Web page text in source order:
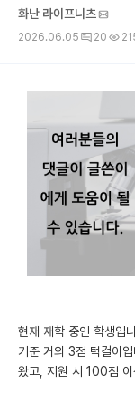
유학교육
유학교육 홈
수강 신청
어드미션 포스
이벤트
화난 라이프니츠
2026.06.05 20
현재 재학 중인 학생입
기준 거의 3점 턱걸이
왔고, 지원 시 100점